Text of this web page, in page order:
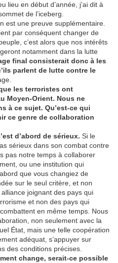
lieu en début d’année, j’ai dit à
de l’iceberg.
est une preuve supplémentaire.
par conséquent changer de
c’est alors que nos intérêts
notamment dans la lutte
final consisterait donc à les
parlent de lutte contre le
les terroristes ont
Moyen-Orient. Nous ne
à ce sujet. Qu’est-ce qui
ce genre de collaboration
d’abord de sérieux. Si le
sérieux dans son combat contre
pas notre temps à collaborer
ou une institution qui
que vous changiez de
sur le seul critère, et non
joignant des pays qui
et non des pays qui
en même temps. Nous
non seulement avec la
État, mais une telle coopération
adéquat, s’appuyer sur
des conditions précises.
change, serait-ce possible